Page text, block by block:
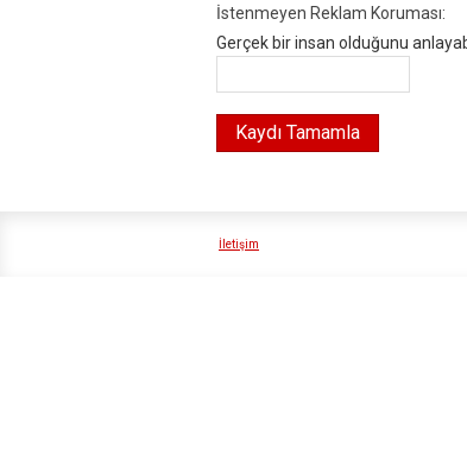
İstenmeyen Reklam Koruması:
Gerçek bir insan olduğunu
İletişim